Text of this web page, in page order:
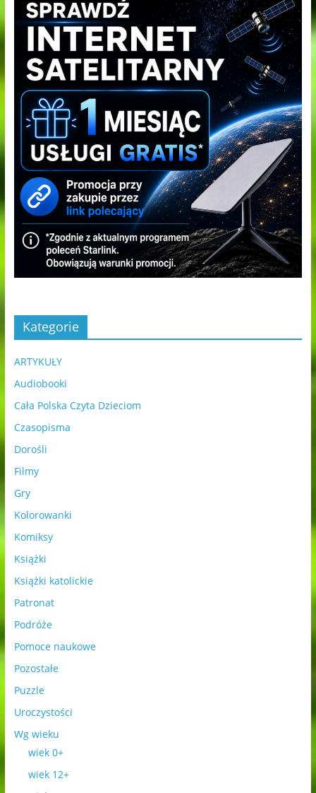
Kategorie
ARTYKUŁY
Audiobooki
Cała Polska Czyta Dzieciom
Czasopisma
Dorośli
Filmy
Gry
Kolorowanki
Komiksy
Książki
Książki katolickie
Patronat
Podróże
Pomoce naukowe
Pozostałe
Puzzle
Uroczystości
Wg wieku
wiek 0+
wiek 12+